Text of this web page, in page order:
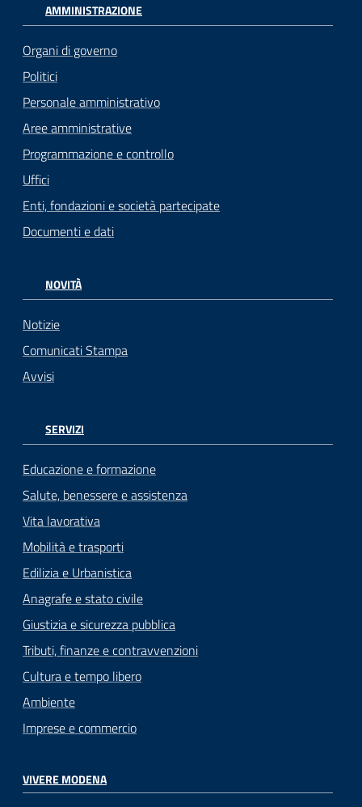
AMMINISTRAZIONE
Organi di governo
Politici
Personale amministrativo
Aree amministrative
Programmazione e controllo
Uffici
Enti, fondazioni e società partecipate
Documenti e dati
NOVITÀ
Notizie
Comunicati Stampa
Avvisi
SERVIZI
Educazione e formazione
Salute, benessere e assistenza
Vita lavorativa
Mobilità e trasporti
Edilizia e Urbanistica
Anagrafe e stato civile
Giustizia e sicurezza pubblica
Tributi, finanze e contravvenzioni
Cultura e tempo libero
Ambiente
Imprese e commercio
VIVERE MODENA